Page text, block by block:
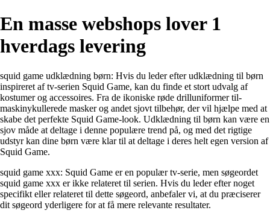
En masse webshops lover 1
hverdags levering
squid game udklædning børn: Hvis du leder efter udklædning til børn
inspireret af tv-serien Squid Game, kan du finde et stort udvalg af
kostumer og accessoires. Fra de ikoniske røde drilluniformer til-
maskinykullerede masker og andet sjovt tilbehør, der vil hjælpe med at
skabe det perfekte Squid Game-look. Udklædning til børn kan være en
sjov måde at deltage i denne populære trend på, og med det rigtige
udstyr kan dine børn være klar til at deltage i deres helt egen version af
Squid Game.
squid game xxx: Squid Game er en populær tv-serie, men søgeordet
squid game xxx er ikke relateret til serien. Hvis du leder efter noget
specifikt eller relateret til dette søgeord, anbefaler vi, at du præciserer
dit søgeord yderligere for at få mere relevante resultater.